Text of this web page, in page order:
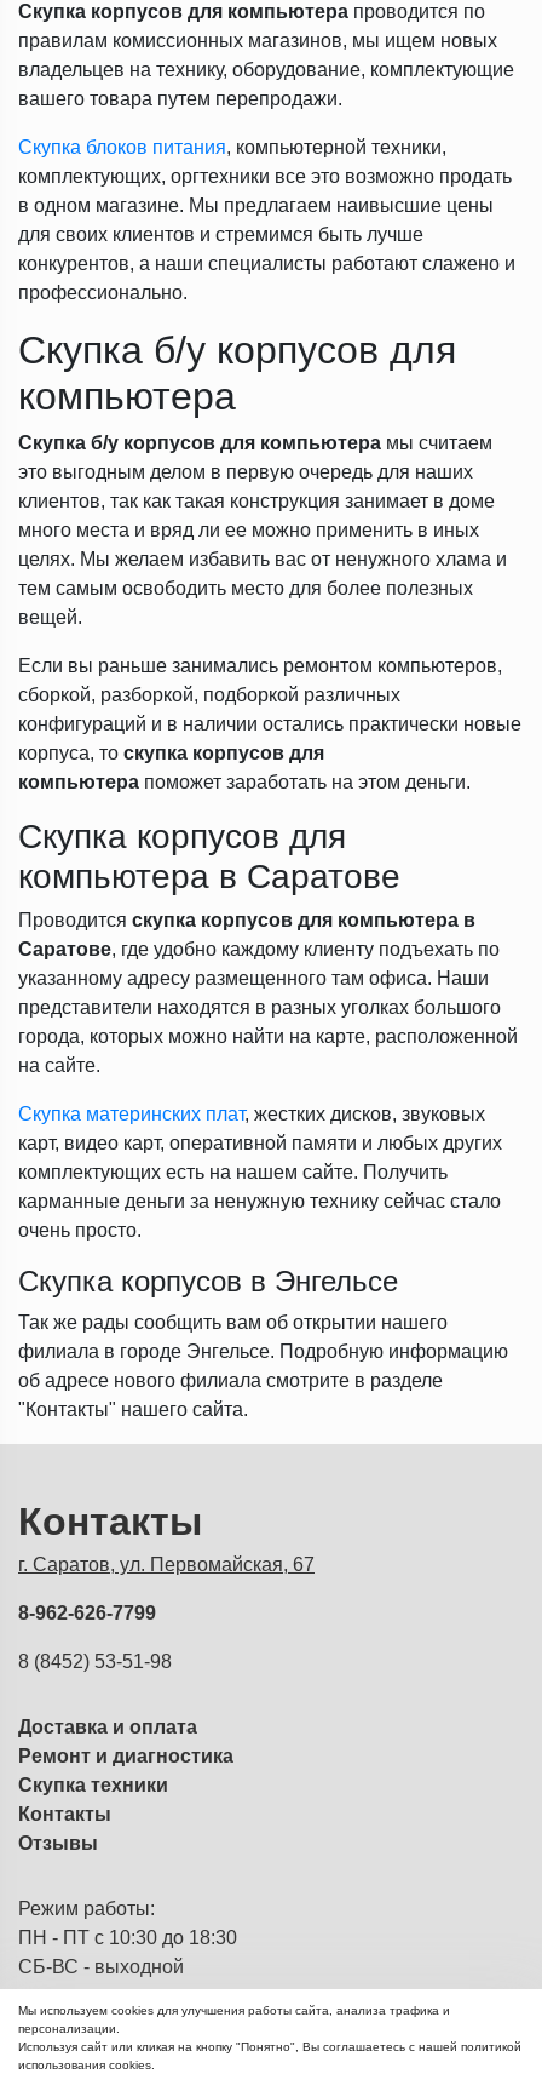
Скупка корпусов для компьютера проводится по
правилам комиссионных магазинов, мы ищем новых
владельцев на технику, оборудование, комплектующие
вашего товара путем перепродажи.
Скупка блоков питания, компьютерной техники,
комплектующих, оргтехники все это возможно продать
в одном магазине. Мы предлагаем наивысшие цены
для своих клиентов и стремимся быть лучше
конкурентов, а наши специалисты работают слажено и
профессионально.
Скупка б/у корпусов для
компьютера
Скупка б/у корпусов для компьютера мы считаем
это выгодным делом в первую очередь для наших
клиентов, так как такая конструкция занимает в доме
много места и вряд ли ее можно применить в иных
целях. Мы желаем избавить вас от ненужного хлама и
тем самым освободить место для более полезных
вещей.
Если вы раньше занимались ремонтом компьютеров,
сборкой, разборкой, подборкой различных
конфигураций и в наличии остались практически новые
корпуса, то скупка корпусов для
компьютера поможет заработать на этом деньги.
Скупка корпусов для
компьютера в Саратове
Проводится скупка корпусов для компьютера в
Саратове, где удобно каждому клиенту подъехать по
указанному адресу размещенного там офиса. Наши
представители находятся в разных уголках большого
города, которых можно найти на карте, расположенной
на сайте.
Скупка материнских плат, жестких дисков, звуковых
карт, видео карт, оперативной памяти и любых других
комплектующих есть на нашем сайте. Получить
карманные деньги за ненужную технику сейчас стало
очень просто.
Скупка корпусов в Энгельсе
Так же рады сообщить вам об открытии нашего
филиала в городе Энгельсе. Подробную информацию
об адресе нового филиала смотрите в разделе
"Контакты" нашего сайта.
Контакты
г. Саратов, ул. Первомайская, 67
8-962-626-7799
8 (8452) 53-51-98
Доставка и оплата
Ремонт и диагностика
Скупка техники
Контакты
Отзывы
Режим работы:
ПН - ПТ с 10:30 до 18:30
СБ-ВС - выходной
© 2013 - 2026ЭВМка - компьютерный
Мы используем cookies для улучшения работы сайта, анализа трафика и
персонализации.
Используя сайт или кликая на кнопку "Понятно", Вы соглашаетесь с нашей политикой
использования cookies.